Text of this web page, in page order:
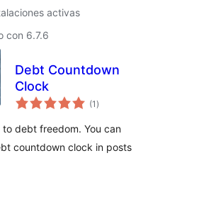
activas
con 6.7.6
Debt Countdown
Clock
(1 total
de
)
debt freedom. You can
countdown clock in posts